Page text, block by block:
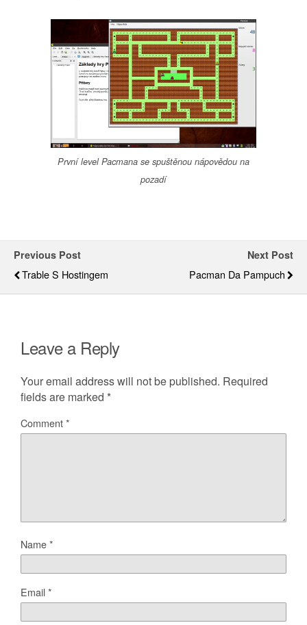
První level Pacmana se spuštěnou nápovědou na
pozadí
Previous Post
Trable S Hostingem
Next Post
Pacman Da Pampuch
Leave a Reply
Your email address will not be published. Required
fields are marked *
Comment*
Name*
Email*